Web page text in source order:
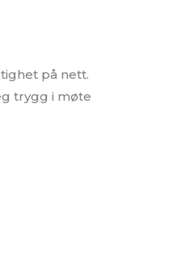
på nett.
trygg i møte